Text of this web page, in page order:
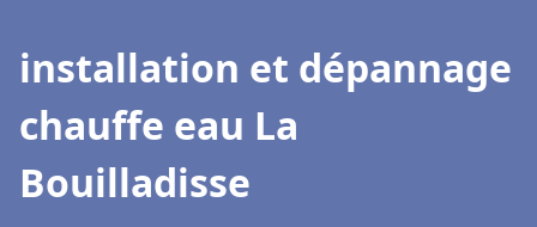
installation et dépannage
chauffe eau La
Bouilladisse